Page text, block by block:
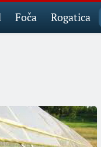
Foča Rogatica